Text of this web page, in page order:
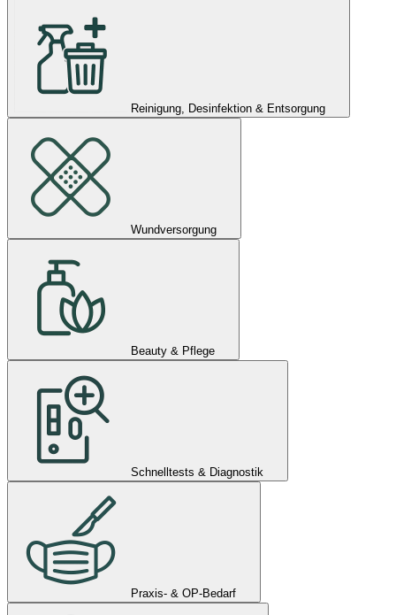
Reinigung, Desinfektion & Entsorgung
Wundversorgung
Beauty & Pflege
Schnelltests & Diagnostik
Praxis- & OP-Bedarf